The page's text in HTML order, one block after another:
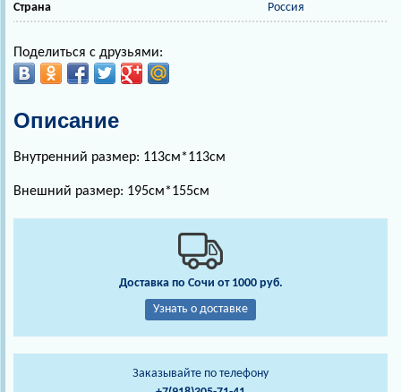
Страна Россия
Поделиться с друзьями:
Описание
Внутренний размер: 113см*113см
Внешний размер: 195см*155см
Доставка по Сочи от 1000 руб.
Узнать о доставке
Заказывайте по телефону